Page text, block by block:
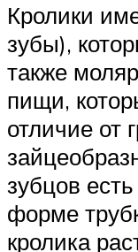
Кролики
зубы),
также
пищи,
отличие от
зубцов
форме
кролика